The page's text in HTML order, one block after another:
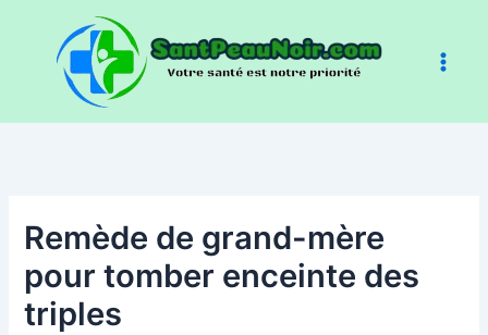
contenu
Remède de grand-mère
pour tomber enceinte des
triples